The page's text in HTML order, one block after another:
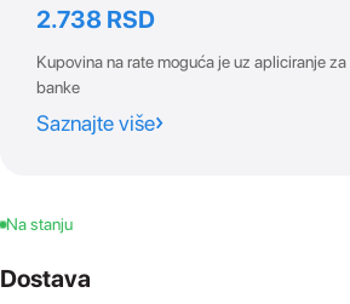
2.738 RSD
Kupovina na rate moguća je uz apliciranje
banke
Saznajte više
Na stanju
Dostava